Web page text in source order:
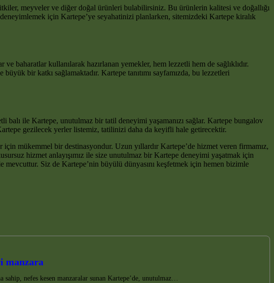
meyveler ve diğer doğal ürünleri bulabilirsiniz. Bu ürünlerin kalitesi ve doğallığı
için Kartepe’ye seyahatinizi planlarken, sitemizdeki Kartepe kiralık
baharatlar kullanılarak hazırlanan yemekler, hem lezzetli hem de sağlıklıdır.
bir katkı sağlamaktadır. Kartepe tanıtımı sayfamızda, bu lezzetleri
balı ile Kartepe, unutulmaz bir tatil deneyimi yaşamanızı sağlar. Kartepe bungalov
gezilecek yerler listemiz, tatilinizi daha da keyifli hale getirecektir.
mükemmel bir destinasyondur. Uzun yıllardır Kartepe’de hizmet veren firmamız,
hizmet anlayışımız ile size unutulmaz bir Kartepe deneyimi yaşatmak için
Siz de Kartepe’nin büyülü dünyasını keşfetmek için hemen bizimle
manzara
sahip, nefes kesen manzaralar sunan Kartepe’de, unutulmaz…